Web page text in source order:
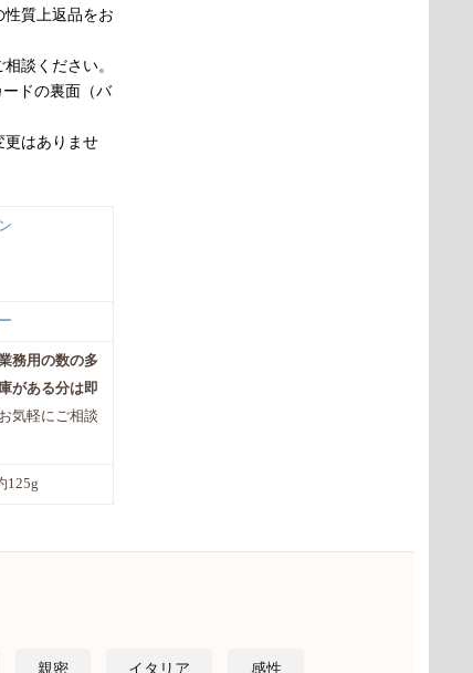
質上返品をお
談ください。
ドの裏面（バ
はありませ
務用の数の多
がある分は即
気軽にご相談
125g
親密 イタリア 感性